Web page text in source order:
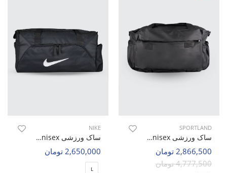
SPORTLAND
ساک ورزشی Unisex اسپورتلند Tybum U
2,866,500 تومان
4,777,500 تومان
NIKE
ساک ورزشی Unisex نایک Nike Rega U
2,650,000 تومان
L